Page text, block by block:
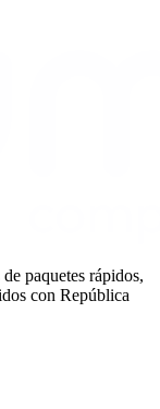
paquetes rápidos,
con República